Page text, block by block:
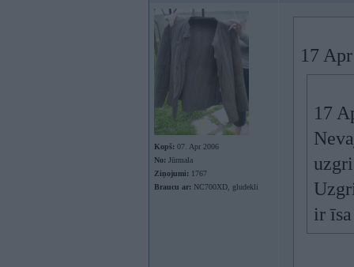
Kopš: 07. Apr 2006
No: Jūrmala
Ziņojumi: 1767
Braucu ar: NC700XD, gludekli
17
17
ir